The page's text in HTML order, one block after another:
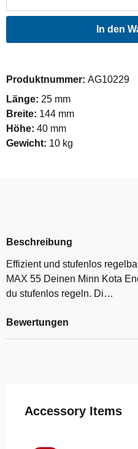
In den
Produktnummer: AG10229
Länge: 25 mm
Breite: 144 mm
Höhe: 40 mm
Gewicht: 10 kg
Beschreibung
Effizient und stufenlos
MAX 55 Deinen Minn Kota
du stufenlos regeln. Di…
Bewertungen
Produktgalerie
Accessory Items